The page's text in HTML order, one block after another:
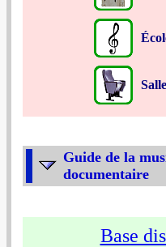
Guide de la
documentaire
Base